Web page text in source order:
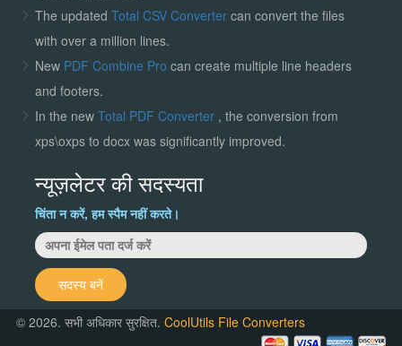
The updated Total CSV Convertercan convert the files
with over a million lines.
New PDF Combine Pro can create multiple line headers
and footers.
In the new Total PDF Converter , the conversion from
xps\oxps to docx was significantly improved.
न्यूज़लेटर की सदस्यता
चिंता न करें, हम स्पैम नहीं करते।
सदस्य बनें
© 2026. सभी अधिकार सुरक्षित.CoolUtils File Converters